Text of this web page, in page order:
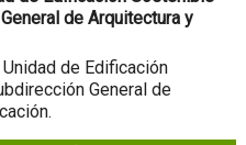
de Arquitectura y
de Edificación
General de